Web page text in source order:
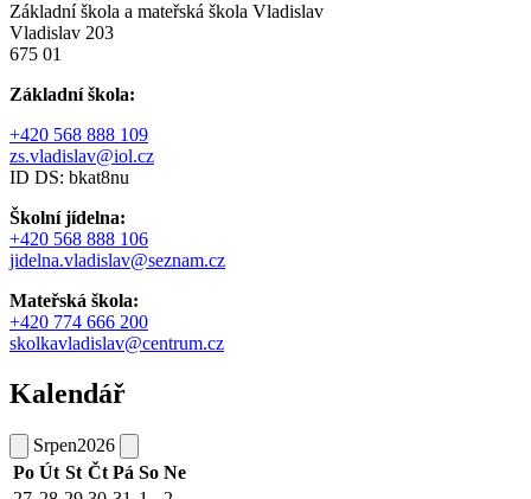
Základní škola a mateřská škola Vladislav
Vladislav 203
675 01
Základní škola:
+420 568 888 109
zs.vladislav@iol.cz
ID DS: bkat8nu
Školní jídelna:
+420 568 888 106
jidelna.vladislav@seznam.cz
Mateřská škola:
+420 774 666 200
skolkavladislav@centrum.cz
Kalendář
Srpen2026
Po Út St Čt Pá So Ne